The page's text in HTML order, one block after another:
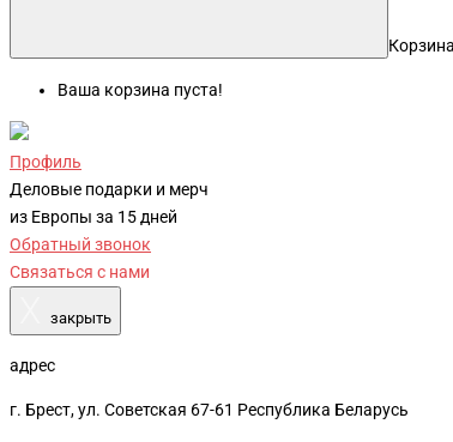
Корзина
Ваша корзина пуста!
Профиль
Деловые подарки и мерч
из Европы за 15 дней
Обратный звонок
Связаться с нами
закрыть
адрес
г. Брест, ул. Советская 67-61 Республика Беларусь